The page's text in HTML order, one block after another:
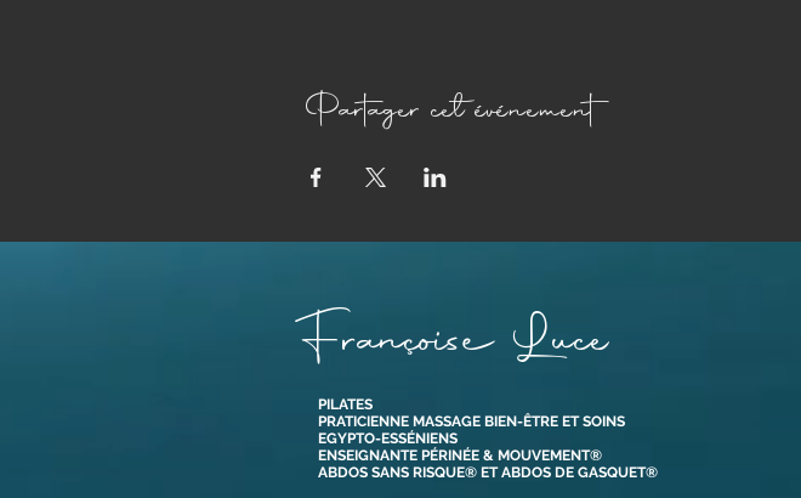
Partager cet événement
Françoise Luce
PILATES
PRATICIENNE MASSAGE BIEN-ÊTRE ET SOINS
EGYPTO-ESSÉNIENS
ENSEIGNANTE PÉRINÉE & MOUVEMENT®
ABDOS SANS RISQUE® ET ABDOS DE GASQUET®